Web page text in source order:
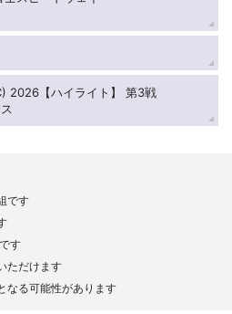
2026【ハイライト】 第3戦
です
す
ただけます
なる可能性があります